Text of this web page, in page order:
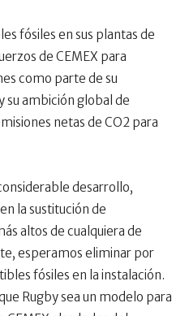
fósiles en sus plantas de
de CEMEX para
como parte de su
su ambición global de
netas de CO2 para
desarrollo,
la sustitución de
altos de cualquiera de
esperamos eliminar por
fósiles en la instalación.
Rugby sea un modelo para